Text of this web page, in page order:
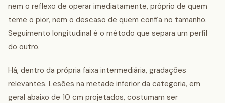
nem o reflexo de operar imediatamente, próprio de quem
teme o pior, nem o descaso de quem confia no tamanho.
Seguimento longitudinal é o método que separa um perfil
do outro.
Há, dentro da própria faixa intermediária, gradações
relevantes. Lesões na metade inferior da categoria, em
geral abaixo de 10 cm projetados, costumam ser